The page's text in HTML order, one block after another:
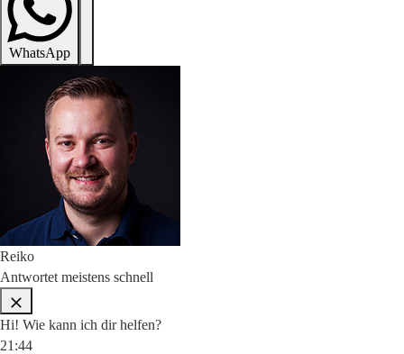
WhatsApp
Reiko
Antwortet meistens schnell
Hi! Wie kann ich dir helfen?
21:44